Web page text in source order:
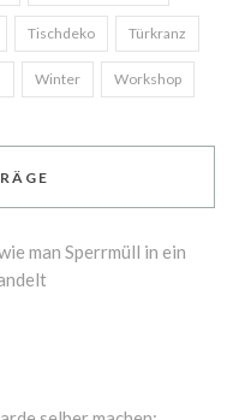
Tischdeko Türkranz
Winter Workshop
man Sperrmüll in ein